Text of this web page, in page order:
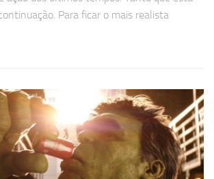
Para ficar o mais realista